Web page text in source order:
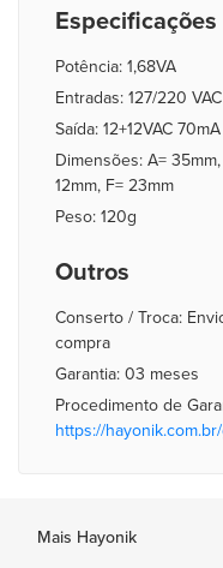
Especificações
Potência: 1,68VA
Entradas: 127/220 VAC
Saída: 12+12VAC 70mA
Dimensões: A=
12mm, F= 23mm
Peso: 120g
Outros
Conserto / Troca:
compra
Garantia: 03 meses
Procedimento de
https://
Mais Hayonik